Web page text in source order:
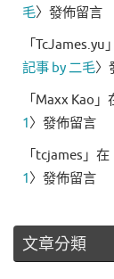
毛〉發佈留言
「TcJames.yu
記事 by 二毛〉
「 Maxx Kao 」
1〉發佈留言
「 tcjames 」在
1〉發佈留言
文章分類